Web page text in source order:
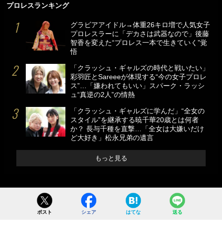
プロレスランキング
グラビアアイドル→体重26キロ増で人気女子
プロレスラーに「デカさは武器なので」後藤
智香を変えた“プロレス一本で生きていく”覚
悟
「クラッシュ・ギャルズの時代と戦いたい」
彩羽匠とSareeeが体現する“今の女子プロレ
ス”…「嫌われてもいい」スパーク・ラッシ
ュ“真逆の2人”の情熱
「クラッシュ・ギャルズに学んだ」“全女の
スタイル”を継承する暁千華20歳とは何者
か？ 長与千種を直撃…「全女は大嫌いだけ
ど大好き」松永兄弟の遺言
もっと見る
ポスト シェア はてな 送る